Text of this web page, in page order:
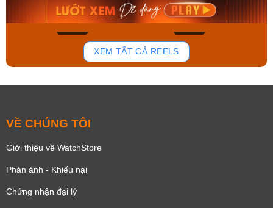
172
Mua ngay Mua ngay
XEM TẤT CẢ REELS
VỀ CHÚNG TÔI
Giới thiệu về WatchStore
Phản ánh - Khiếu nại
Chứng nhận đại lý